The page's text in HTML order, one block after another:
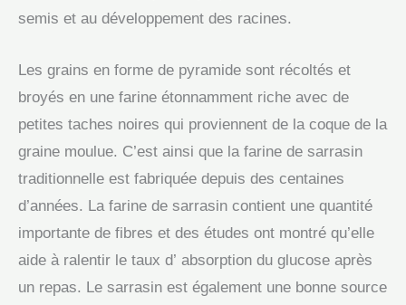
semis et au développement des racines.
Les grains en forme de pyramide sont récoltés et
broyés en une farine étonnamment riche avec de
petites taches noires qui proviennent de la coque de la
graine moulue. C’est ainsi que la farine de sarrasin
traditionnelle est fabriquée depuis des centaines
d’années. La farine de sarrasin contient une quantité
importante de fibres et des études ont montré qu’elle
aide à ralentir le taux d’ absorption du glucose après
un repas. Le sarrasin est également une bonne source